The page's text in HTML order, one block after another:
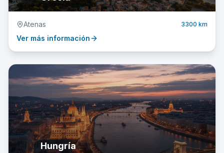
Atenas 3300 km
Ver más información
🇭🇺 Hungría